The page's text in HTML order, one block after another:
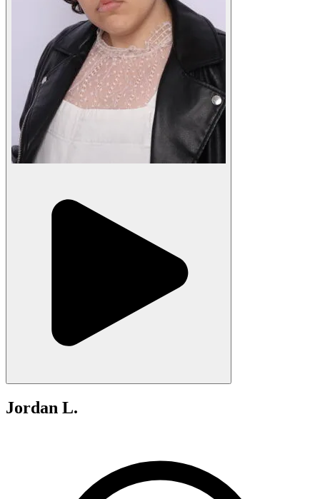
Jordan L.